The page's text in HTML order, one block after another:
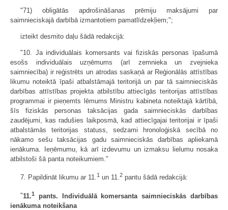
"71) obligātās apdrošināšanas prēmiju maksājumi par
saimnieciskajā darbībā izmantotiem pamatlīdzekļiem;";
izteikt desmito daļu šādā redakcijā:
"10. Ja individuālais komersants vai fiziskās personas īpašumā
esošs individuālais uzņēmums (arī zemnieka un zvejnieka
saimniecība) ir reģistrēts un atrodas saskaņā ar Reģionālās attīstības
likumu noteiktā īpaši atbalstāmajā teritorijā un par tā saimnieciskās
darbības attīstības projekta atbilstību attiecīgās teritorijas attīstības
programmai ir pieņemts lēmums Ministru kabineta noteiktajā kārtībā,
šīs fiziskās personas taksācijas gada saimnieciskās darbības
zaudējumi, kas radušies laikposmā, kad attiecīgajai teritorijai ir īpaši
atbalstāmās teritorijas statuss, sedzami hronoloģiskā secībā no
nākamo sešu taksācijas gadu saimnieciskās darbības apliekamā
ienākuma. Ieņēmumu, kā arī izdevumu un izmaksu lielumu nosaka
atbilstoši šā panta noteikumiem."
7. Papildināt likumu ar 11.1 un 11.2 pantu šādā redakcijā:
"11.1
pants. Individuālā komersanta saimnieciskās darbības
ienākuma noteikšana